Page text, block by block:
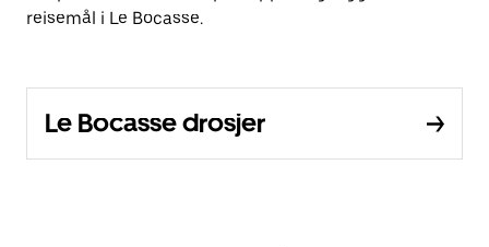
reisemål i Le Bocasse.
Le Bocasse drosjer